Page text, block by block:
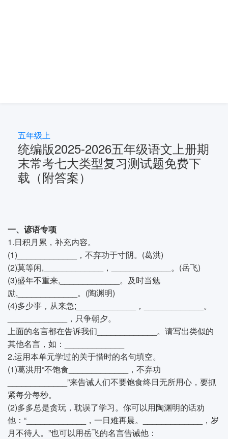
五年级上
统编版2025-2026五年级语文上册期
末常考七大类型复习测试题免费下
载（附答案）
一、谚语专项
1.日积月累，补充内容。
(1)_____________，不弃功于寸阴。(葛洪)
(2)莫等闲,_____________，_____________。(岳飞)
(3)盛年不重来,_____________。及时当勉
励,_____________。(陶渊明)
(4)多少事，从来急;_____________，_____________。
_____________，只争朝夕。
上面的名言都在告诉我们_____________。请写出类似的
其他名言，如：_____________
2.运用本单元学过的关于惜时的名句填空。
(1)葛洪用“不饱食_____________，不弃功
_____________”来告诫人们不要饱食终日无所用心，要抓
紧每分每秒。
(2)多多总是贪玩，耽误了学习。你可以用陶渊明的话劝
他：“_____________，一日难再晨。_____________，岁
月不待人。”也可以用岳飞的名言告诫他：